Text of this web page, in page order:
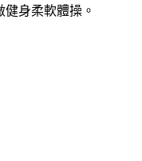
身柔軟體操。